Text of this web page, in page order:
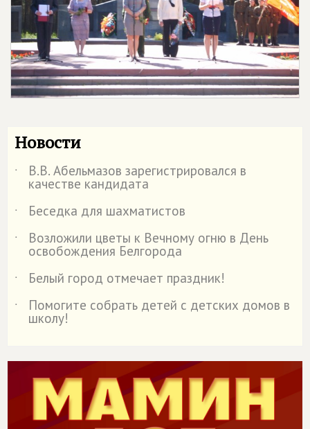
Новости
˙ В.В. Абельмазов зарегистрировался в
качестве кандидата
˙
Беседка для шахматистов
˙
Возложили цветы к Вечному огню в День
освобождения Белгорода
˙
Белый город отмечает праздник!
˙
Помогите собрать детей с детских домов в
школу!